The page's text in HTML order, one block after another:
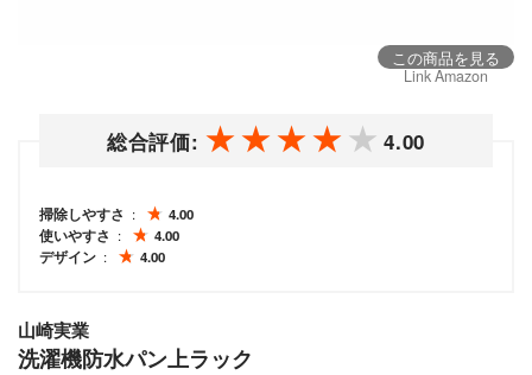
この商品を見る
Link Amazon
総合評価: 4.00
掃除しやすさ
4.00
使いやすさ
4.00
デザイン
4.00
山崎実業
洗濯機防水パン上ラック